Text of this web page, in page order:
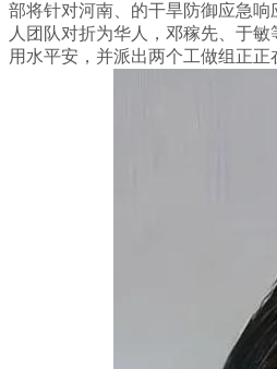
部将针对河南、的干旱防御应急
人团队对折为华人，邓稼先、于
用水平安，并派出两个工做组正